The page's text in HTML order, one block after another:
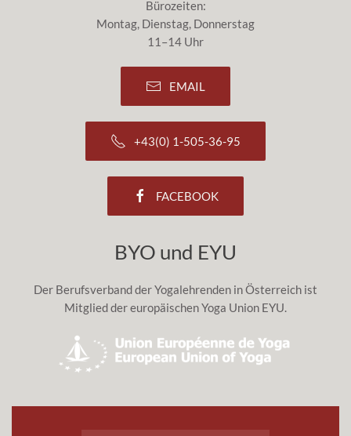
Bürozeiten:
Montag, Dienstag, Donnerstag
11–14 Uhr
EMAIL
+43(0) 1-505-36-95
FACEBOOK
BYO und EYU
Der Berufsverband der Yogalehrenden in Österreich ist
Mitglied der europäischen Yoga Union EYU.